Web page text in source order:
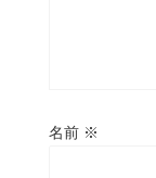
名前 ※